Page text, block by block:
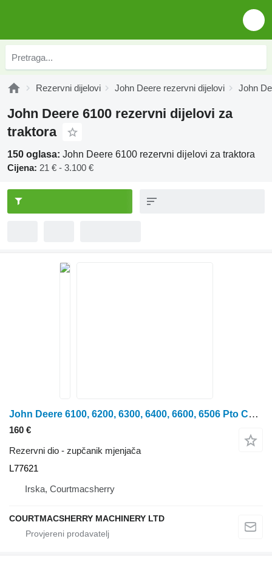
Rezervni dijelovi John Deere rezervni dijelovi John
John Deere 6100 rezervni dijelovi za
traktora
150 oglasa: John Deere 6100 rezervni dijelovi za traktora
Cijena: 21 € - 3.100 €
John Deere 6100, 6200, 6300, 6400, 6600, 6506 Pto Counter Shaft Gear L77621 zupčanik mjenjača za 6100, 6200, 6300, 6400, 6600, 6506 traktora na kotačima
160 €
Rezervni dio - zupčanik mjenjača
L77621
Irska, Courtmacsherry
COURTMACSHERRY MACHINERY LTD